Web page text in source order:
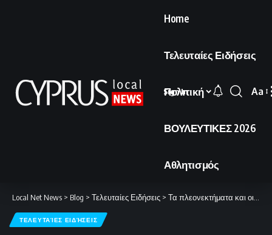
Home
Τελευταίες Ειδήσεις
Πολιτική
ΒΟΥΛΕΥΤΙΚΕΣ 2026
Αθλητισμός
Sign In
Font
Aa
Local Net News > Blog > Τελευταίες Ειδήσεις > Τα πλεονεκτήματα και οι προκλήσεις ενός κόμβου παροχής υπηρεσιών.
ΤΕΛΕΥΤΑΊΕΣ ΕΙΔΉΣΕΙΣ